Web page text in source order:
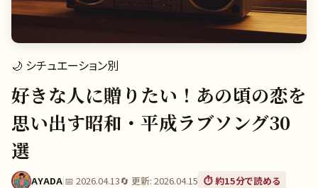
🌙 シチュエーション別
好きな人に贈りたい！あの頃の恋を
思い出す昭和・平成ラブソング30
選
AYADA|📅 2026.04.13🔄 更新: 2026.04.15 ⏱️ 約15分で読める